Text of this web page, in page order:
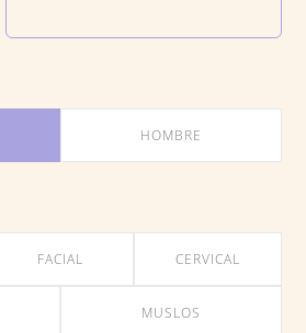
HOMBRE
FACIAL CERVICAL
MUSLOS